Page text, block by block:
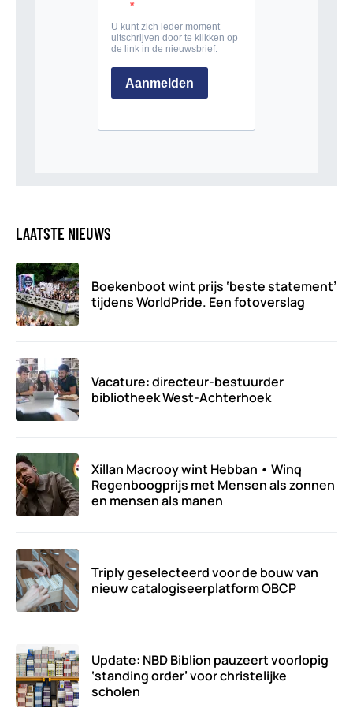
LAATSTE NIEUWS
Boekenboot wint prijs ‘beste statement’
tijdens WorldPride. Een fotoverslag
Vacature: directeur-bestuurder
bibliotheek West-Achterhoek
Xillan Macrooy wint Hebban • Winq
Regenboogprijs met Mensen als zonnen
en mensen als manen
Triply geselecteerd voor de bouw van
nieuw catalogiseerplatform OBCP
Update: NBD Biblion pauzeert voorlopig
‘standing order’ voor christelijke
scholen